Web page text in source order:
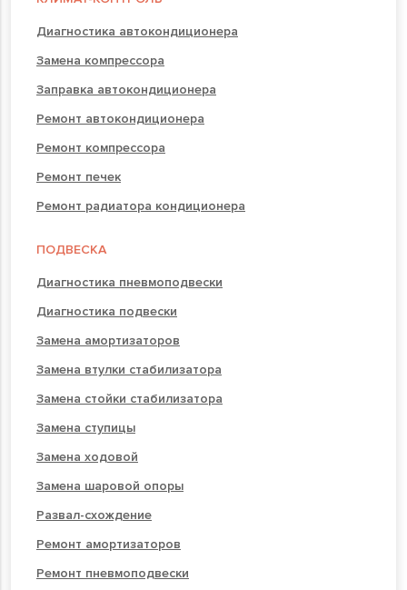
Диагностика автокондиционера
Замена компрессора
Заправка автокондиционера
Ремонт автокондиционера
Ремонт компрессора
Ремонт печек
Ремонт радиатора кондиционера
ПОДВЕСКА
Диагностика пневмоподвески
Диагностика подвески
Замена амортизаторов
Замена втулки стабилизатора
Замена стойки стабилизатора
Замена ступицы
Замена ходовой
Замена шаровой опоры
Развал-схождение
Ремонт амортизаторов
Ремонт пневмоподвески